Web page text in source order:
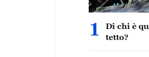
1
Di chi è
tetto?